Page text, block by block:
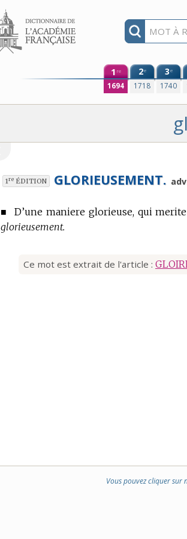
Aller au contenu
1 re
1694
2e
1718
3e
1740
1re ÉDITION GLORIEUSEMENT.
■D’une maniere glorieuse, qui
glorieusement.
Ce mot est extrait de l'article :
Vous pouvez cliquer